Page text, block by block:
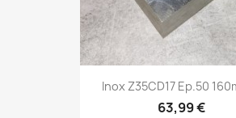
Inox Z35CD17 Ep.50
63,99 €